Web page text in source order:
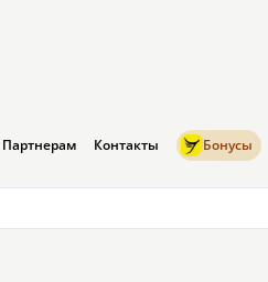
Партнерам Контакты Бонусы